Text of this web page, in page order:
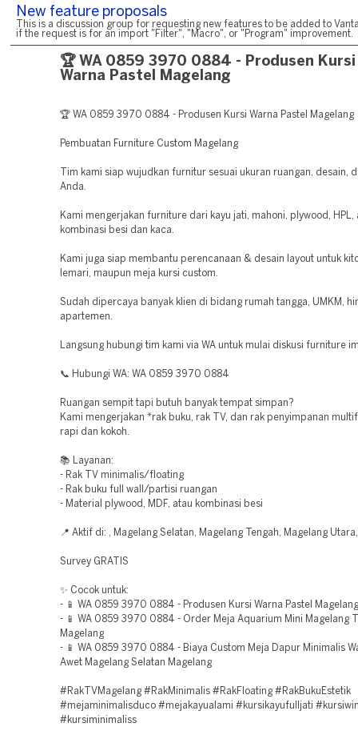
New feature proposals
This is a discussion group for requesting new features to be added to
if the request is for an import "Filter", "Macro", or "Program" improvement.
🏆 WA 0859 3970 0884 - Produsen Kursi
Warna Pastel Magelang
🏆 WA 0859 3970 0884 - Produsen Kursi Warna Pastel Magelang
Pembuatan Furniture Custom Magelang
Tim kami siap wujudkan furnitur sesuai ukuran ruangan, desain,
Anda.
Kami mengerjakan furniture dari kayu jati, mahoni, plywood, HPL,
kombinasi besi dan kaca.
Kami juga siap membantu perencanaan & desain layout untuk
lemari, maupun meja kursi custom.
Sudah dipercaya banyak klien di bidang rumah tangga, UMKM,
apartemen.
Langsung hubungi tim kami via WA untuk mulai diskusi furniture
📞 Hubungi WA: WA 0859 3970 0884
Ruangan sempit tapi butuh banyak tempat simpan?
Kami mengerjakan *rak buku, rak TV, dan rak penyimpanan
rapi dan kokoh.
📚 Layanan:
- Rak TV minimalis/floating
- Rak buku full wall/partisi ruangan
- Material plywood, MDF, atau kombinasi besi
📍 Aktif di: , Magelang Selatan, Magelang Tengah, Magelang
Survey GRATIS
✨ Cocok untuk:
- 📱 WA 0859 3970 0884 - Produsen Kursi Warna Pastel Magelang
- 📱 WA 0859 3970 0884 - Order Meja Aquarium Mini Magelang
Magelang
- 📱 WA 0859 3970 0884 - Biaya Custom Meja Dapur Minimalis
Awet Magelang Selatan Magelang
#RakTVMagelang #RakMinimalis #RakFloating #RakBukuEstetik
#mejaminimalisduco #mejakayualami #kursikayufulljati
#kursiminimaliss